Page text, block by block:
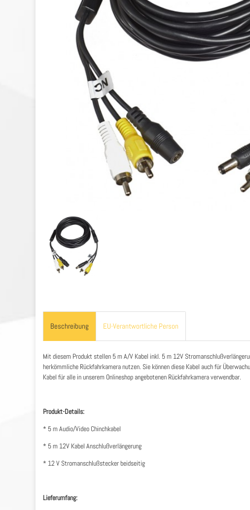
Beschreibung EU-Verantwortliche Person
Mit diesem Produkt stellen 5 m A/V Kabel inkl. 5 m 12V
herkömmliche Rückfahrkamera nutzen. Sie können diese Kabel auch für
Kabel für alle in unserem Onlineshop angebotenen Rückfahrkamera verwendbar.
Produkt-Details:
* 5 m Audio/Video Chinchkabel
* 5 m 12V Kabel Anschlußverlängerung
* 12 V Stromanschlußstecker beidseitig
Lieferumfang: